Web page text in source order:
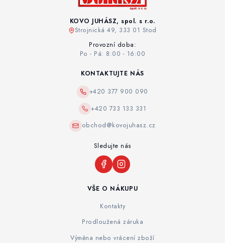
KOVO JUHÁSZ, spol. s r.o.
Strojnická 49, 333 01 Stod
Provozní doba:
Po - Pá: 8:00 - 16:00
VŠE O NÁKUPU
Kontakty
Prodloužená záruka
Výměna nebo vrácení zboží
KONTAKTUJTE NÁS
+420 377 900 090
+420 733 133 331
obchod@kovojuhasz.cz
Sledujte nás